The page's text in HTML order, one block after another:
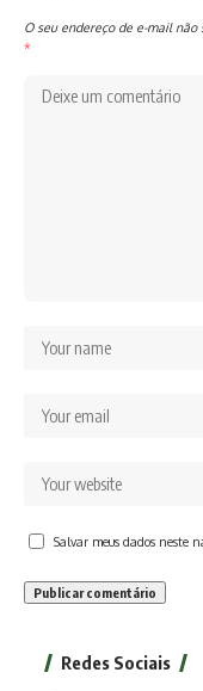
O seu endereço de e-mail não
*
Salvar meus dados neste
Redes Sociais